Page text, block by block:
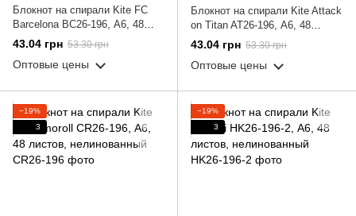
Блокнот на спирали Kite FC
Barcelona BC26-196, А6, 48
листов, нелинованный
43.04 грн 53.30 грн
Оптовые цены
Блокнот на спирали Kite Attack
on Titan AT26-196, А6, 48
листов, нелинованный
43.04 грн 53.30 грн
Оптовые цены
−19%
3
−19%
3